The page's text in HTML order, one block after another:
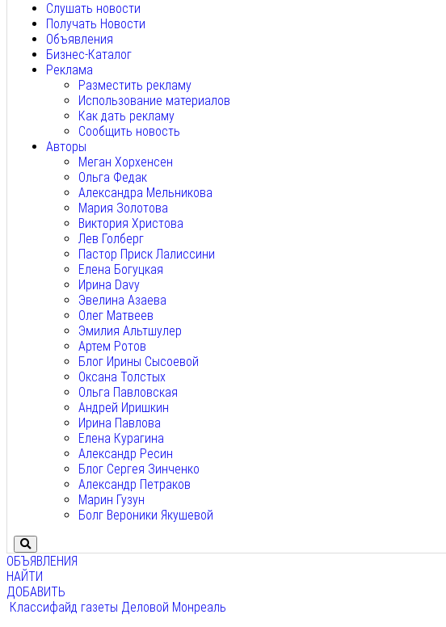
Слушать новости
Получать Новости
Объявления
Бизнес-Каталог
Реклама
Разместить рекламу
Использование материалов
Как дать рекламу
Сообщить новость
Авторы
Меган Хорхенсен
Ольга Федак
Александра Мельникова
Мария Золотова
Виктория Христова
Лев Голберг
Пастор Приск Лалиссини
Елена Богуцкая
Ирина Davy
Эвелина Азаева
Олег Матвеев
Эмилия Альтшулер
Артем Ротов
Блог Ирины Сысоевой
Оксана Толстых
Ольга Павловская
Андрей Иришкин
Ирина Павлова
Елена Курагина
Александр Ресин
Блог Сергея Зинченко
Александр Петраков
Марин Гузун
Болг Вероники Якушевой
ОБЪЯВЛЕНИЯ
НАЙТИ
ДОБАВИТЬ
Классифайд газеты Деловой Монреаль